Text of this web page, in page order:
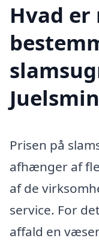
Hvad
Prisen på
afhænger af
af de
service. For
affald en